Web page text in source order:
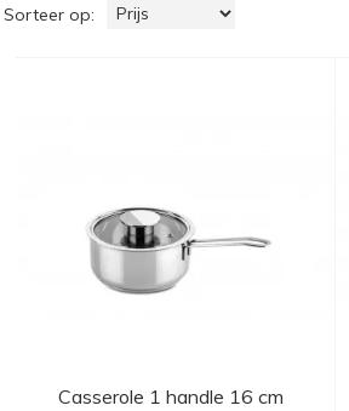
Sorteer op
Casserole 1 handle 16 cm